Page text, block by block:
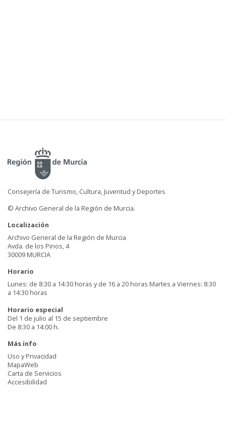
Consejería de Turismo, Cultura, Juventud y Deportes
© Archivo General de la Región de Murcia.
Localización
Archivo General de la Región de Murcia
Avda. de los Pinos, 4
30009 MURCIA
Horario
Lunes: de 8:30 a 14:30 horas y de 16 a 20 horas Martes a Viernes: 8:30
a 14:30 horas
Horario especial
Del 1 de julio al 15 de septiembre
De 8:30 a 14:00 h.
Más info
Uso y Privacidad
MapaWeb
Carta de Servicios
Accesibilidad